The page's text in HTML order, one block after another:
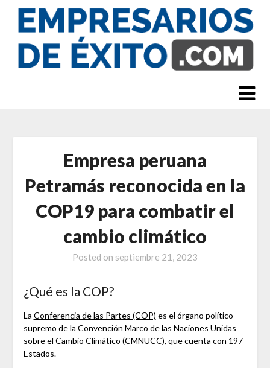
Empresa peruana
Petramás reconocida en la
COP19 para combatir el
cambio climático
Posted on septiembre 21, 2023
¿Qué es la COP?
La Conferencia de las Partes (COP) es el órgano político
supremo de la Convención Marco de las Naciones Unidas
sobre el Cambio Climático (CMNUCC), que cuenta con 197
Estados.